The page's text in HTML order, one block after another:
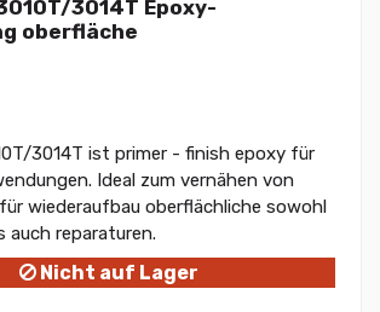
3014T Epoxy-
oberfläche
3014T ist primer - finish epoxy für
Ideal zum vernähen von
wiederaufbau oberflächliche sowohl
auch reparaturen.
Nicht auf Lager